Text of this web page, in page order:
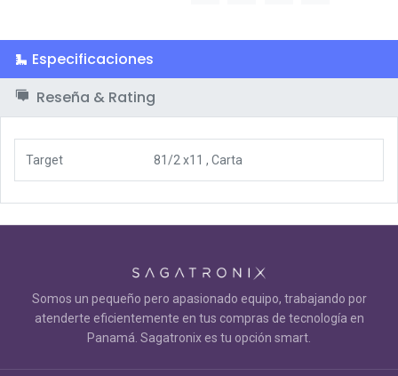
Especificaciones
Reseña & Rating
Target 81/2 x11 , Carta
Somos un pequeño pero apasionado equipo, trabajando por
atenderte eficientemente en tus compras de tecnología en
Panamá. Sagatronix es tu opción smart.